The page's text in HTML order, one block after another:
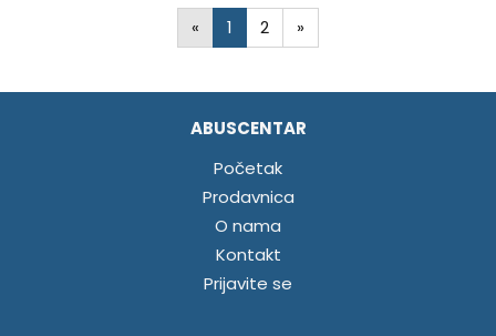
« 1 2 »
ABUSCENTAR
Početak
Prodavnica
O nama
Kontakt
Prijavite se